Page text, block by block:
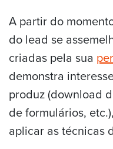
A partir do
do lead se
criadas pela sua
demonstra
produz (download
de formulários,
aplicar as técnicas